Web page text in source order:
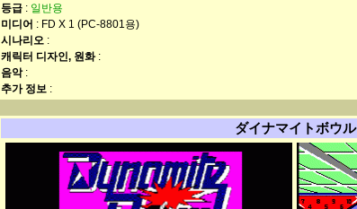
등급 : 일반용
미디어 : FD X 1 (PC-8801용)
시나리오 :
캐릭터 디자인, 원화:
음악:
추가 정보 :
ダイナマイトボウル